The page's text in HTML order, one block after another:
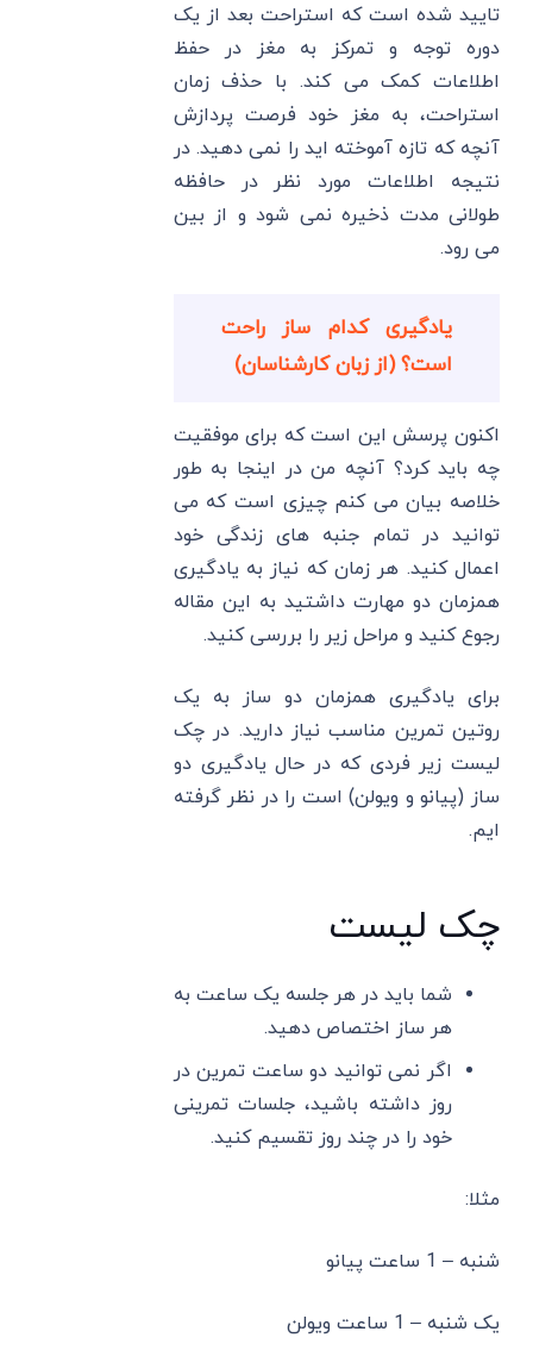
تایید شده است که استراحت بعد از یک
دوره توجه و تمرکز به مغز در حفظ
اطلاعات کمک می کند. با حذف زمان
استراحت، به مغز خود فرصت پردازش
آنچه که تازه آموخته اید را نمی دهید. در
نتیجه اطلاعات مورد نظر در حافظه
طولانی مدت ذخیره نمی شود و از بین
می رود.
یادگیری کدام ساز راحت
است؟ (از زبان کارشناسان)
اکنون پرسش این است که برای موفقیت
چه باید کرد؟ آنچه من در اینجا به طور
خلاصه بیان می کنم چیزی است که می
توانید در تمام جنبه های زندگی خود
اعمال کنید. هر زمان که نیاز به یادگیری
همزمان دو مهارت داشتید به این مقاله
رجوع کنید و مراحل زیر را بررسی کنید.
برای یادگیری همزمان دو ساز به یک
روتین تمرین مناسب نیاز دارید. در چک
لیست زیر فردی که در حال یادگیری دو
ساز (پیانو و ویولن) است را در نظر گرفته
ایم.
چک لیست
شما باید در هر جلسه یک ساعت به
هر ساز اختصاص دهید.
اگر نمی توانید دو ساعت تمرین در
روز داشته باشید، جلسات تمرینی
خود را در چند روز تقسیم کنید.
مثلا:
شنبه – 1 ساعت پیانو
یک شنبه – 1 ساعت ویولن